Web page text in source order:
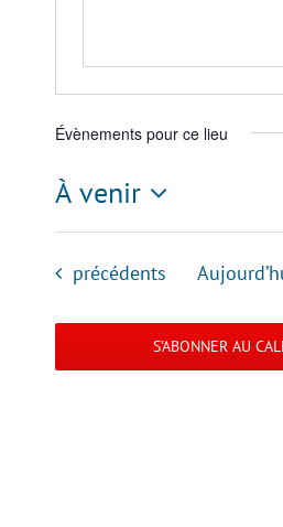
Évènements pour ce lieu
À venir
Sélectionnez
date.
Évènements
précédents
S’ABONNER AU